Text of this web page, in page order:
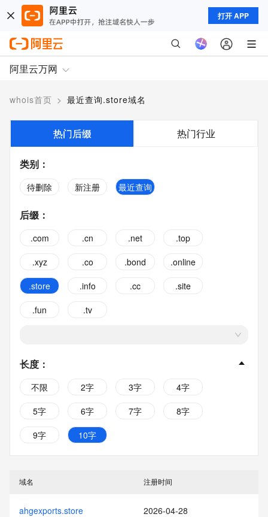
打开 APP
阿里云万网
whois首页 > 最近查询.store域名
热门后缀 热门行业
类别 ：
待删除 新注册 最近查询
后缀 ：
.com .cn .net
.top
.xyz
.co .bond
.online
.store
.info .cc
.site
.fun
.tv
长度 ：
不限 2字 3字
4字
5字
6字 7字
8字
9字
10字
域名 注册时间
ahgexports.store 2026-04-28